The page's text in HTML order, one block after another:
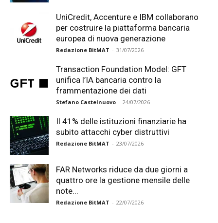
UniCredit, Accenture e IBM collaborano
per costruire la piattaforma bancaria
europea di nuova generazione
Redazione BitMAT - 31/07/2026
Transaction Foundation Model: GFT
unifica l’IA bancaria contro la
frammentazione dei dati
Stefano Castelnuovo - 24/07/2026
Il 41% delle istituzioni finanziarie ha
subito attacchi cyber distruttivi
Redazione BitMAT - 23/07/2026
FAR Networks riduce da due giorni a
quattro ore la gestione mensile delle
note...
Redazione BitMAT - 22/07/2026